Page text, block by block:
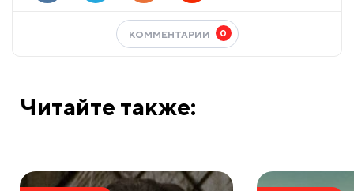
КОММЕНТАРИИ 0
Читайте также: